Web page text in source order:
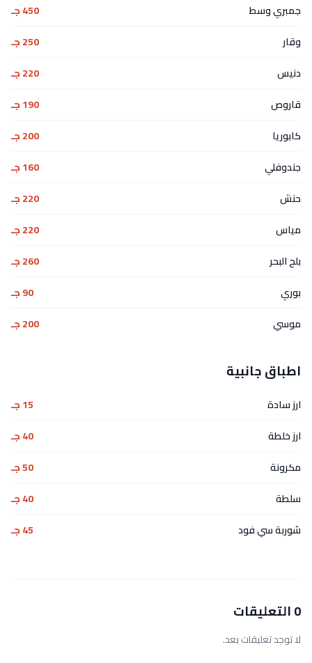
جمبري وسط
450 جـ
وقار
250 جـ
دنيس
220 جـ
قاروص
190 جـ
كابوريا
200 جـ
جندوفلي
160 جـ
حنش
220 جـ
مياس
220 جـ
بلح البحر
260 جـ
بوري
90 جـ
موسي
200 جـ
اطباق جانبية
ارز سادة
15 جـ
ارز خلطة
40 جـ
مكرونة
50 جـ
سلطة
40 جـ
شوربة سي فود
45 جـ
0 التعليقات
لا توجد تعليقات بعد.